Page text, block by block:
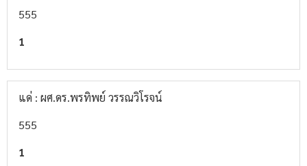
555
1
แด่ : ผศ.ดร.พรทิพย์ วรรณวิโรจน์
555
1